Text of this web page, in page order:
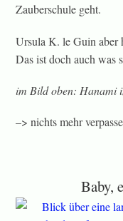
Zauberschule geht.
Ursula K. le Guin aber
Das ist doch auch was
im Bild oben: Hanami
–> nichts mehr
Baby,